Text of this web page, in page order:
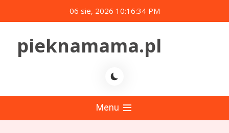
to
06 sie, 2026 10:16:34 PM
pieknamama.pl
Menu